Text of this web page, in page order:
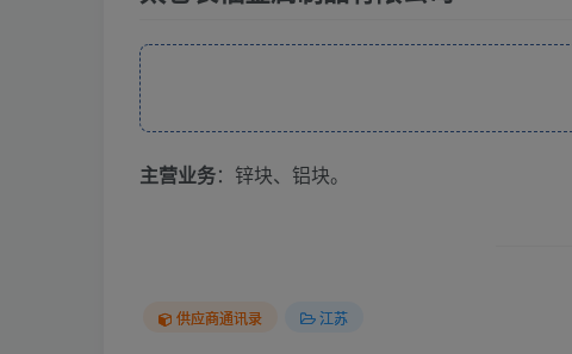
主营业务：锌块、铝块。
供应商通讯录 江苏